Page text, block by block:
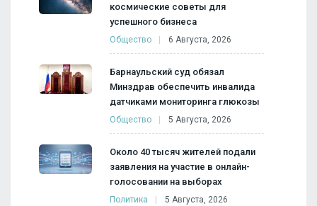
космические советы для
успешного бизнеса
Общество 6 Августа, 2026
Барнаульский суд обязал
Минздрав обеспечить инвалида
датчиками мониторинга глюкозы
Общество 5 Августа, 2026
Около 40 тысяч жителей подали
заявления на участие в онлайн-
голосовании на выборах
Политика 5 Августа, 2026